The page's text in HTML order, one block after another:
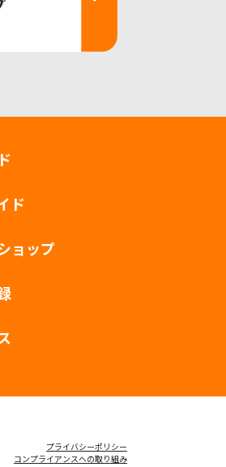
ド
ョップ
プライバシーポリシー
コンプライアンスへの取り組み